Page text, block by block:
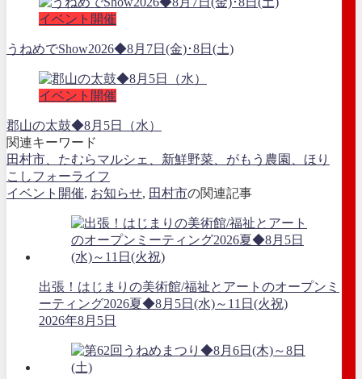
イベント開催
うねめでShow2026◆8月7日(金)･8日(土)
イベント開催
郡山の太鼓◆8月5日（水）
関連キーワード
田村市、たむらマルシェ、新鮮野菜、がもう農園、ほり
こしフォーライフ
イベント開催, お知らせ, 田村市の関連記事
出張！はじまりの美術館/福祉とアートのオープンミ
ーティング2026夏◆8月5日(水)～11日(火祝)
2026年8月5日